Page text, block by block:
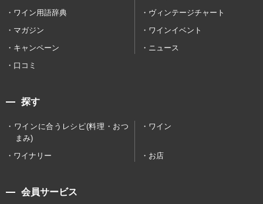
ワイン用語辞典
ヴィンテージチャート
マガジン
ワインイベント
キャンペーン
ニュース
口コミ
探す
ワインに合うレシピ(料理・おつ
まみ)
ワイン
ワイナリー お店
会員サービス